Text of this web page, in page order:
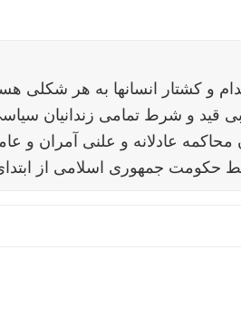
و کشتار انسانها به هر شکلی
قید و شرط تمامی زندانیان
عادلانه و علنی آمران و
حکومت جمهوری اسلامی از